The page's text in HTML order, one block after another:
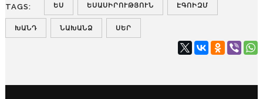
TAGS: ԵՍ ԵՍԱՍԻՐՈՒԹՅՈՒՆ ԷԳՈԻԶՄ
ԽԱՆԴ ՆԱԽԱՆՁ ՍԵՐ